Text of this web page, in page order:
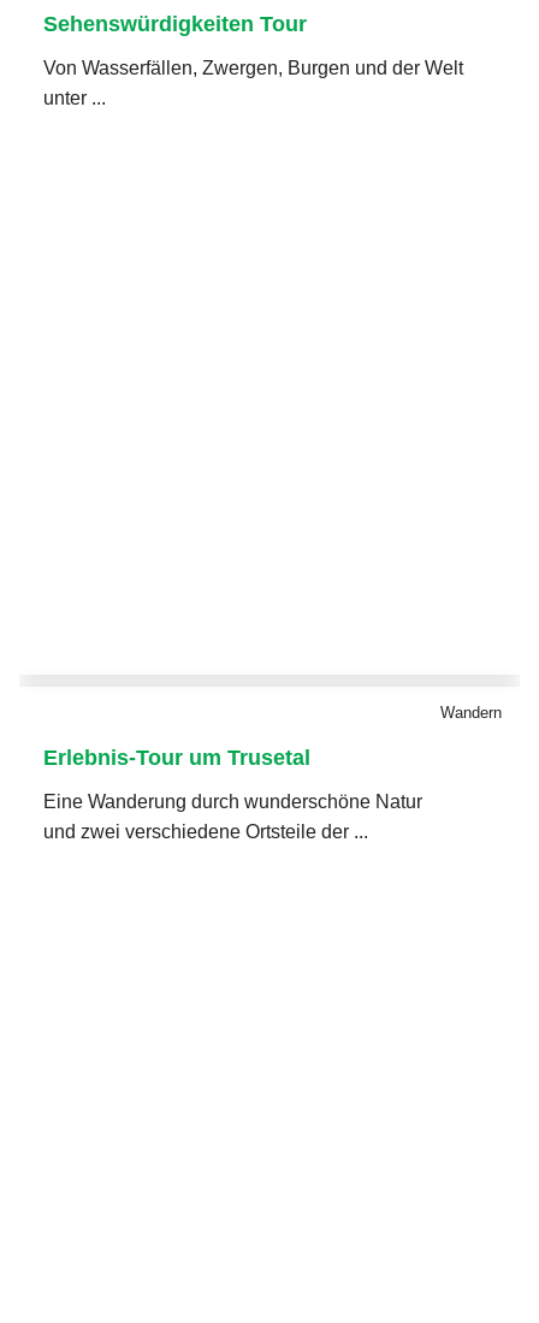
Sehenswürdigkeiten Tour
Von Wasserfällen, Zwergen, Burgen und der Welt
unter ...
Wandern
Erlebnis-Tour um Trusetal
Eine Wanderung durch wunderschöne Natur
und zwei verschiedene Ortsteile der ...